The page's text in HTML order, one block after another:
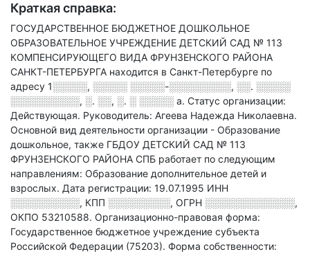
Краткая справка:
ГОСУДАРСТВЕННОЕ БЮДЖЕТНОЕ ДОШКОЛЬНОЕ
ОБРАЗОВАТЕЛЬНОЕ УЧРЕЖДЕНИЕ ДЕТСКИЙ САД № 113
КОМПЕНСИРУЮЩЕГО ВИДА ФРУНЗЕНСКОГО РАЙОНА
САНКТ-ПЕТЕРБУРГА находится в Санкт-Петербурге по
адресу 1░░░░░, ░░░░░ ░░░░░-░░░░░░░░░, ░░. ░░░░░
░░░░░░░░░░, ░. ░░, ░. ░ ░░░░░ а. Статус организации:
Действующая. Руководитель: Агеева Надежда Николаевна.
Основной вид деятельности организации - Образование
дошкольное, также ГБДОУ ДЕТСКИЙ САД № 113
ФРУНЗЕНСКОГО РАЙОНА СПБ работает по следующим
направлениям: Образование дополнительное детей и
взрослых. Дата регистрации: 19.07.1995 ИНН
░░░░░░░░░░, КПП ░░░░░░░░░, ОГРН ░░░░░░░░░░░░░,
ОКПО 53210588. Организационно-правовая форма:
Государственное бюджетное учреждение субъекта
Российской Федерации (75203). Форма собственности: